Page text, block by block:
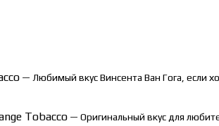
— Любимый вкус Винсента Ван Гога, если
Tobacco — Оригинальный вкус для